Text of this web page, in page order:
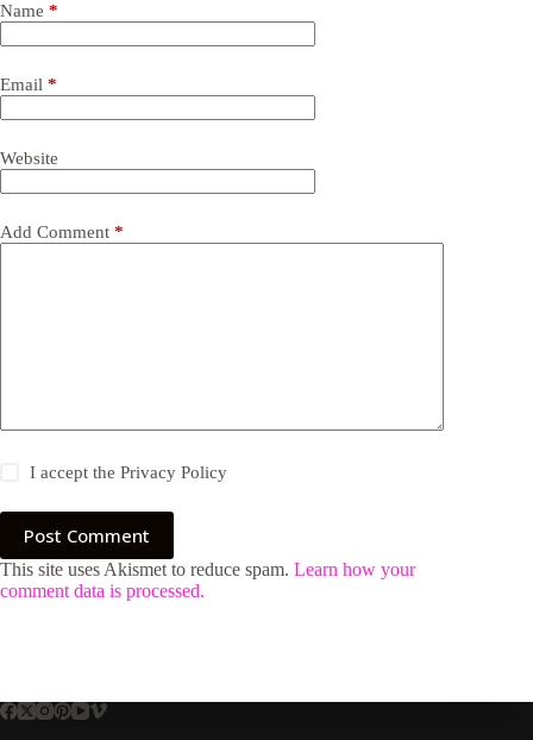
Name *
Email *
Website
Add Comment *
I accept thePrivacy Policy
Post Comment
This site uses Akismet to reduce spam. Learn how your
comment data is processed.